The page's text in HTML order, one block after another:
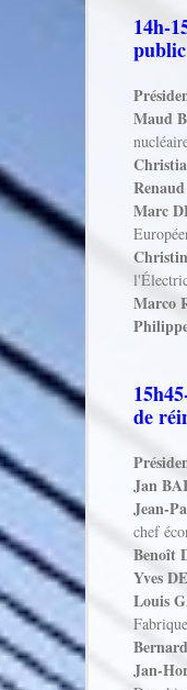
14h-
public
Maud
Marc
Marco
de
Jan
Jean-
chef
Benoît
Yves
Louis
Jan-